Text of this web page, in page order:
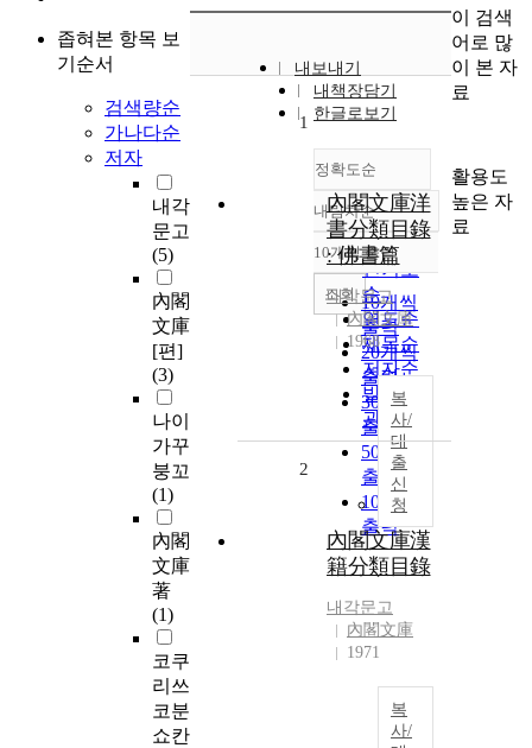
좁혀본 항목 보
기순서
검색량순
가나다순
저자
내각
문고
(5)
內閣
文庫
[편]
(3)
나이
가꾸
붕꼬
(1)
內閣
文庫
著
(1)
코쿠
리쓰
코분
쇼칸
내보내기
내책장담기
한글로보기
정확도순
정확도
순
인기도
순
연도순
제목순
저자순
발행기
관순
내림차순
내림차순
10개씩 출력
10개씩
출력
20개씩
출력
30개씩
출력
50개씩
출력
100개씩
출력
조회
1
內閣文庫洋
書分類目錄
: 佛書篇
내각문고
內閣文庫
1968
복
사/
대
출
신
청
2
內閣文庫漢
籍分類目錄
내각문고
內閣文庫
1971
복
사/
이 검색
어로 많
이 본 자
료
활용도
높은 자
료